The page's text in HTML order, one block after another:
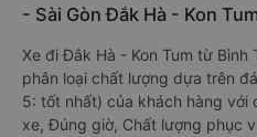
- Sài Gòn Đắk Hà - Kon
Xe đi Đắk Hà - Kon Tum từ
phân loại chất lượng dựa trên
5: tốt nhất) của khách hàng với
xe, Đúng giờ, Chất lượng phục